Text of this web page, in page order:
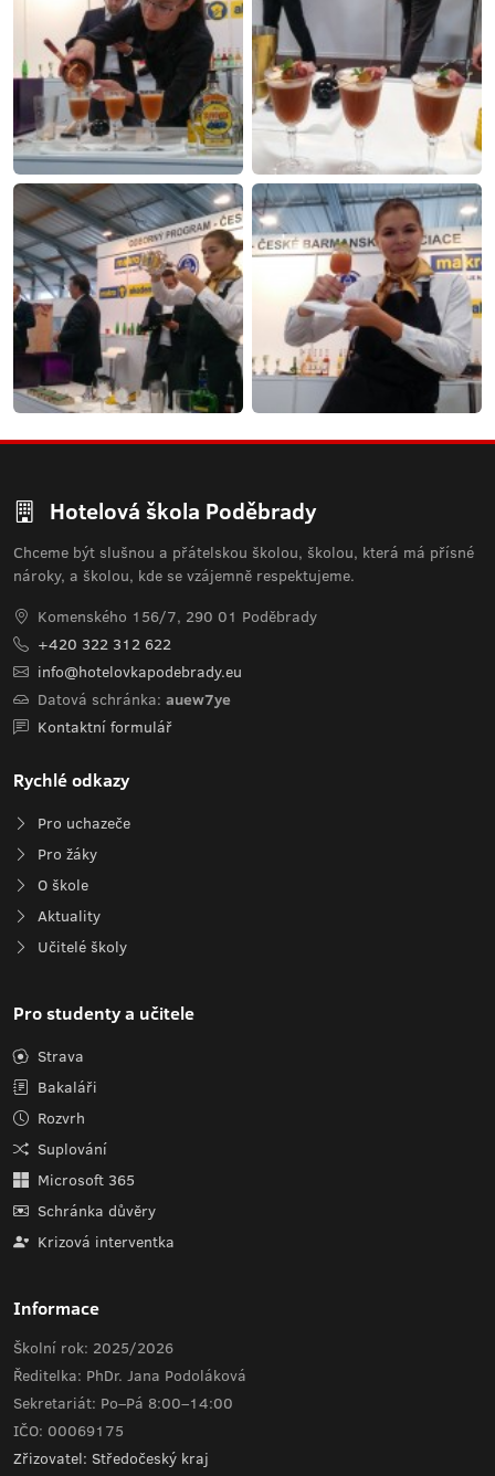
Hotelová škola Poděbrady
Chceme být slušnou a přátelskou školou, školou, která má přísné
nároky, a školou, kde se vzájemně respektujeme.
Komenského 156/7, 290 01 Poděbrady
+420 322 312 622
info@hotelovkapodebrady.eu
Datová schránka: auew7ye
Kontaktní formulář
Rychlé odkazy
Pro uchazeče
Pro žáky
O škole
Aktuality
Učitelé školy
Pro studenty a učitele
Strava
Bakaláři
Rozvrh
Suplování
Microsoft 365
Schránka důvěry
Krizová interventka
Informace
Školní rok: 2025/2026
Ředitelka: PhDr. Jana Podoláková
Sekretariát: Po–Pá 8:00–14:00
IČO: 00069175
Zřizovatel: Středočeský kraj